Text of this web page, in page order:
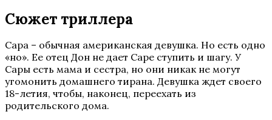
Сюжет триллера
Сара – обычная американская девушка. Но есть одно
«но». Ее отец Дон не дает Саре ступить и шагу. У
Сары есть мама и сестра, но они никак не могут
угомонить домашнего тирана. Девушка ждет своего
18-летия, чтобы, наконец, переехать из
родительского дома.